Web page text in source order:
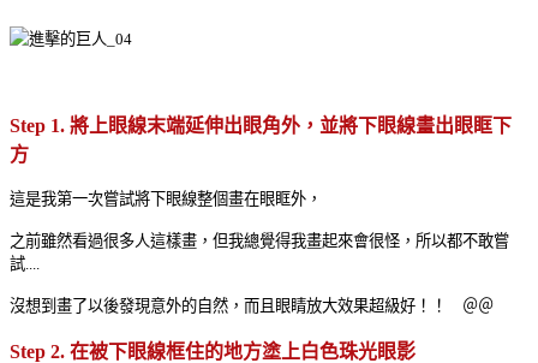
Step 1. 將上眼線末端延伸出眼角外，並將下眼線畫出眼眶下
方
這是我第一次嘗試將下眼線整個畫在眼眶外，
之前雖然看過很多人這樣畫，但我總覺得我畫起來會很怪，所以都不敢嘗
試....
沒想到畫了以後發現意外的自然，而且眼睛放大效果超級好！！ ＠＠
Step 2. 在被下眼線框住的地方塗上白色珠光眼影